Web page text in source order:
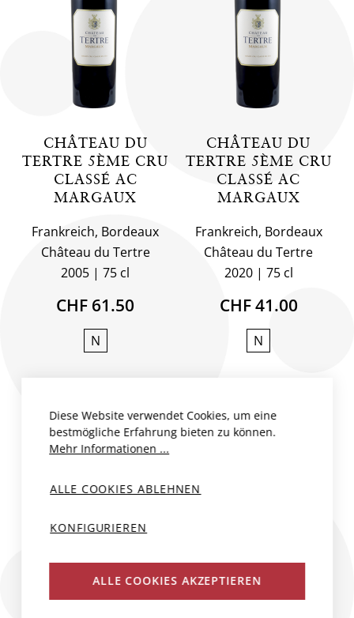
CHÂTEAU DU
TERTRE 5ÈME CRU
CLASSÉ AC
MARGAUX
Frankreich, Bordeaux
Château du Tertre
2005
75 cl
CHF 61.50
N
CHÂTEAU DU
TERTRE 5ÈME CRU
CLASSÉ AC
MARGAUX
Frankreich, Bordeaux
Château du Tertre
2020
75 cl
CHF 41.00
N
KONTAKT
Diese Website verwendet Cookies, um eine
bestmögliche Erfahrung bieten zu können.
Mehr Informationen ...
ALLE COOKIES ABLEHNEN
KONFIGURIEREN
ALLE COOKIES AKZEPTIEREN